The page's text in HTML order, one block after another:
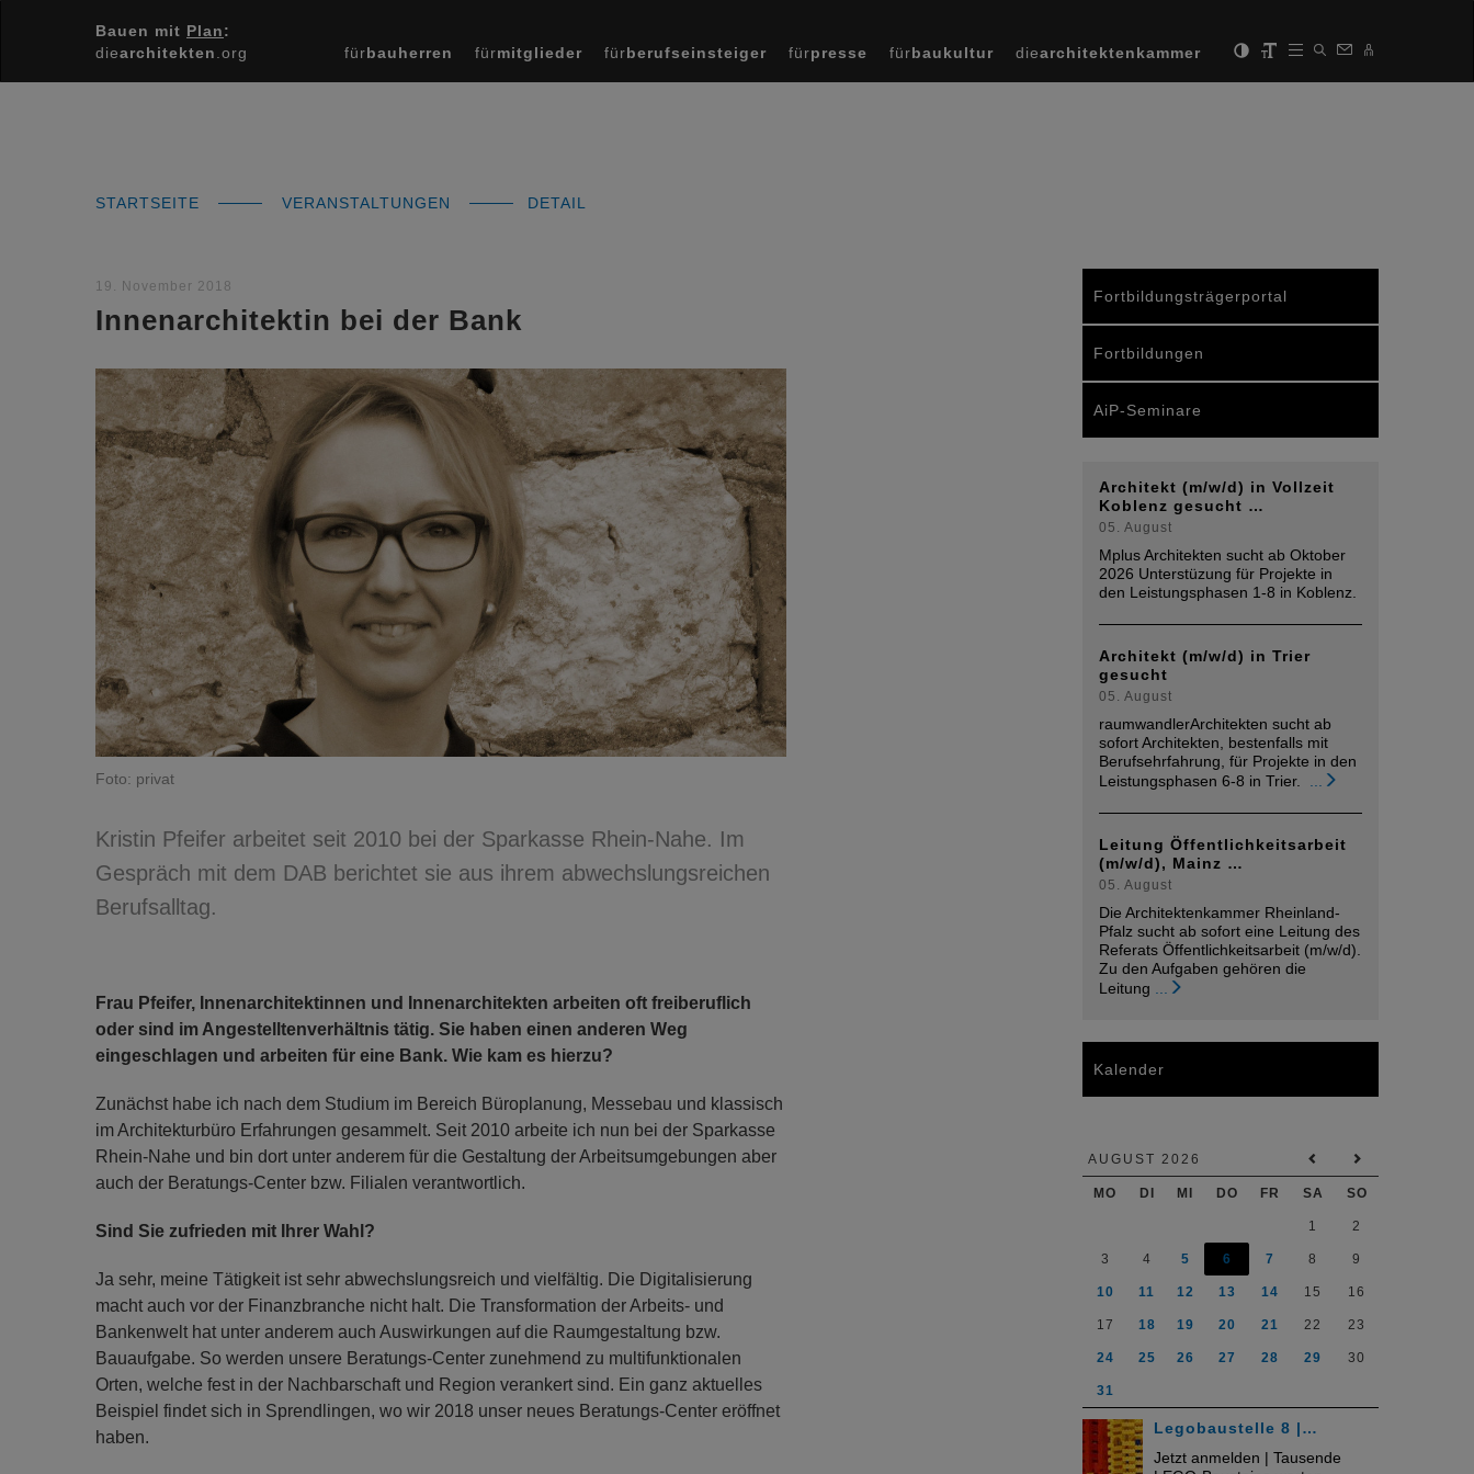
Bauen mit Plan:
diearchitekten .org fürbauherren fürmitglieder fürberufseinsteiger fürpresse fürbaukultur diearchitektenkammer
STARTSEITE VERANSTALTUNGEN DETAIL
19. November 2018
Innenarchitektin bei der Bank
Foto: privat
Kristin Pfeifer arbeitet seit 2010 bei der Sparkasse Rhein-Nahe. Im
Gespräch mit dem DAB berichtet sie aus ihrem abwechslungsreichen
Berufsalltag.
Frau Pfeifer, Innenarchitektinnen und Innenarchitekten arbeiten oft freiberuflich
oder sind im Angestelltenverhältnis tätig. Sie haben einen anderen Weg
eingeschlagen und arbeiten für eine Bank. Wie kam es hierzu?
Zunächst habe ich nach dem Studium im Bereich Büroplanung, Messebau und klassisch
im Architekturbüro Erfahrungen gesammelt. Seit 2010 arbeite ich nun bei der Sparkasse
Rhein-Nahe und bin dort unter anderem für die Gestaltung der Arbeitsumgebungen aber
auch der Beratungs-Center bzw. Filialen verantwortlich.
Sind Sie zufrieden mit Ihrer Wahl?
Ja sehr, meine Tätigkeit ist sehr abwechslungsreich und vielfältig. Die Digitalisierung
macht auch vor der Finanzbranche nicht halt. Die Transformation der Arbeits- und
Bankenwelt hat unter anderem auch Auswirkungen auf die Raumgestaltung bzw.
Bauaufgabe. So werden unsere Beratungs-Center zunehmend zu multifunktionalen
Orten, welche fest in der Nachbarschaft und Region verankert sind. Ein ganz aktuelles
Beispiel findet sich in Sprendlingen, wo wir 2018 unser neues Beratungs-Center eröffnet
haben.
Fortbildungsträgerportal
Fortbildungen
AiP-Seminare
Architekt (m/w/d) in Vollzeit
Koblenz gesucht …
05. August
Mplus Architekten sucht ab Oktober
2026 Unterstüzung für Projekte in
den Leistungsphasen 1-8 in Koblenz.
Architekt (m/w/d) in Trier
gesucht
05. August
raumwandlerArchitekten sucht ab
sofort Architekten, bestenfalls mit
Berufsehrfahrung, für Projekte in den
Leistungsphasen 6-8 in Trier.
Leitung Öffentlichkeitsarbeit
(m/w/d), Mainz …
05. August
Die Architektenkammer Rheinland-
Pfalz sucht ab sofort eine Leitung des
Referats Öffentlichkeitsarbeit (m/w/d).
Zu den Aufgaben gehören die
Leitung
Kalender
AUGUST 2026
MO DI MI DO FR SA SO
1 2
3 4 5 6 7 8 9
10 11 12 13 14 15 16
17 18 19 20 21 22 23
24 25 26 27 28 29 30
31
Legobaustelle 8 |…
Jetzt anmelden | Tausende